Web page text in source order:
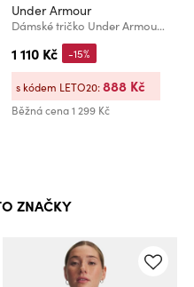
Under Armour
Dámské tričko Under Armour UA HG Rib 1/4 Zip-BLK
1 110 Kč
Běžná cena1 299 Kč
-15%
s kódem LETO20:888 Kč
ZNAČKY